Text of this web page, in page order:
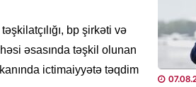
bp şirkəti və
əsasında təşkil olunan
ictimaiyyətə təqdim
MANŞET
deyib?